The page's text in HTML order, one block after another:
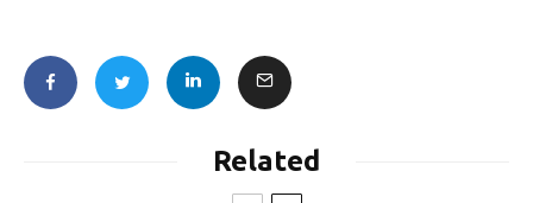
Related